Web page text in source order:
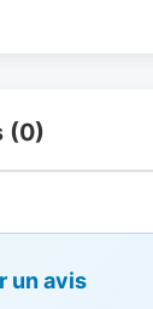
(0)
un avis